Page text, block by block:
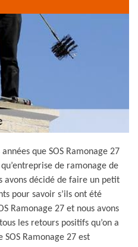
que SOS Ramonage 27
de ramonage de
décidé de faire un petit
pour savoir s’ils ont été
Ramonage 27 et nous avons
les retours positifs qu’on a
SOS Ramonage 27 est